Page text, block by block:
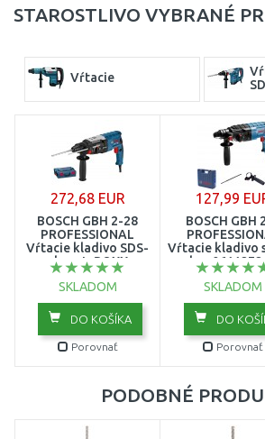
STAROSTLIVO VYBRANÉ
Vŕtacie
272,68 EUR
BOSCH GBH 2-28
PROFESSIONAL
Vŕtacie kladivo SDS-
plus v L-BOXX
0611267501
SKLADOM
DO KOŠÍKA
Porovnať
127,99
BOSCH GBH
Vŕtacie kladivo
plus,
SKLADOM
DO
Porovnať
PODOBNÉ